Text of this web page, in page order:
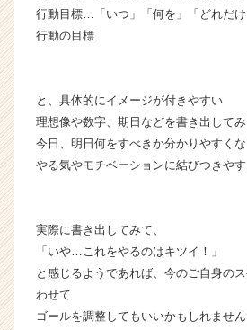
行動目標…「いつ」「何を」「どれだ
行動の目標
と、具体的にイメージが付きやすい
理想像や数字、期日などを書き出してみ
今日、明日何をすべきか分かりやすくな
やる気やモチベーションに結びつきやす
実際に書き出してみて、
「いや…これをやるのはキツイ！」
と感じるようであれば、今のご自身の
わせて
ゴールを調整してもいいかもしれません